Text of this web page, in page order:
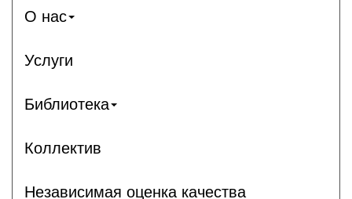
О нас
Услуги
Библиотека
Коллектив
Независимая оценка качества